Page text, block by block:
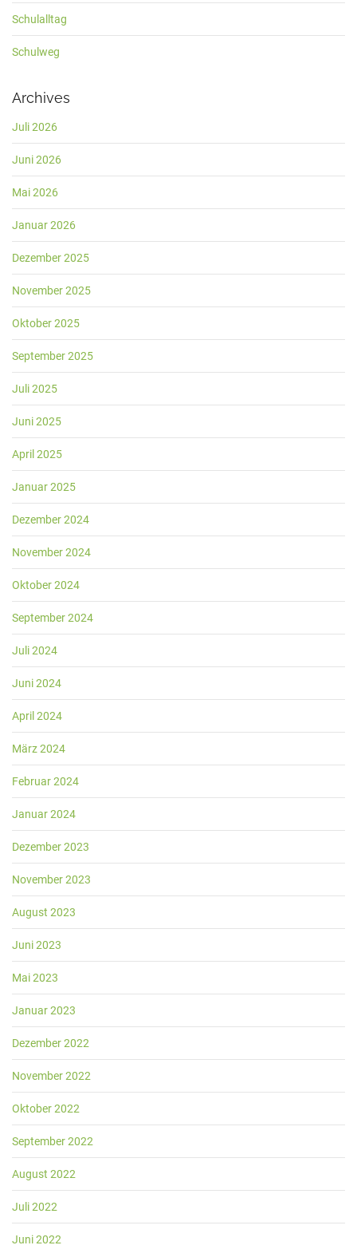
Schulalltag
Schulweg
Archives
Juli 2026
Juni 2026
Mai 2026
Januar 2026
Dezember 2025
November 2025
Oktober 2025
September 2025
Juli 2025
Juni 2025
April 2025
Januar 2025
Dezember 2024
November 2024
Oktober 2024
September 2024
Juli 2024
Juni 2024
April 2024
März 2024
Februar 2024
Januar 2024
Dezember 2023
November 2023
August 2023
Juni 2023
Mai 2023
Januar 2023
Dezember 2022
November 2022
Oktober 2022
September 2022
August 2022
Juli 2022
Juni 2022